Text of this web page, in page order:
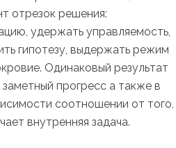
отрезок решения:
удержать управляемость,
гипотезу, выдержать режим
Одинаковый результат
прогресс а также в
соотношении от того,
внутренняя задача.